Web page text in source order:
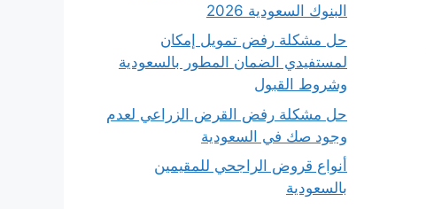
البنوك السعودية 2026
حل مشكلة رفض تمويل إمكان
لمستفيدي الضمان المطور بالسعودية
وشروط القبول
حل مشكلة رفض القرض الزراعي لعدم
وجود صك في السعودية
أنواع قروض الراجحي للمقيمين
بالسعودية